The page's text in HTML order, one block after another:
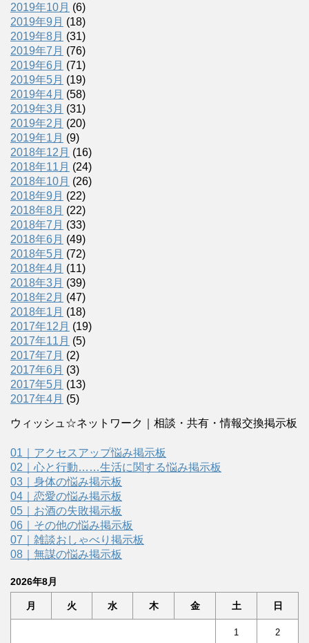
2019年10月 (6)
2019年9月 (18)
2019年8月 (31)
2019年7月 (76)
2019年6月 (71)
2019年5月 (19)
2019年4月 (58)
2019年3月 (31)
2019年2月 (20)
2019年1月 (9)
2018年12月 (16)
2018年11月 (24)
2018年10月 (26)
2018年9月 (22)
2018年8月 (22)
2018年7月 (33)
2018年6月 (49)
2018年5月 (72)
2018年4月 (11)
2018年3月 (39)
2018年2月 (47)
2018年1月 (18)
2017年12月 (19)
2017年11月 (5)
2017年7月 (2)
2017年6月 (3)
2017年5月 (13)
2017年4月 (5)
ウィッシュ☆ネットワーク｜相談・共有・情報交換掲示板
01｜アクセスアップ悩み掲示板
02｜心と行動……生活に関する悩み掲示板
03｜身体の悩み掲示板
04｜恋愛の悩み掲示板
05｜お酒の失敗掲示板
06｜その他の悩み掲示板
07｜雑談おしゃべり掲示板
08｜無謀の悩み掲示板
2026年8月
月 火 水 木 金 土 日
1 2